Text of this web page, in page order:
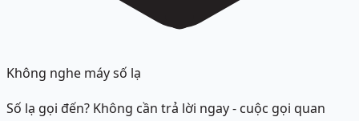
Không nghe máy số lạ
Số lạ gọi đến? Không cần trả lời ngay - cuộc gọi quan